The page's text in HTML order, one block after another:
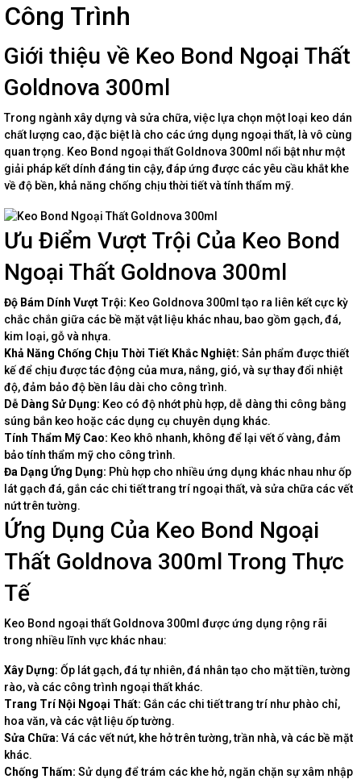
Công Trình
Giới thiệu về Keo Bond Ngoại Thất
Goldnova 300ml
Trong ngành xây dựng và sửa chữa, việc lựa chọn một loại keo dán
chất lượng cao, đặc biệt là cho các ứng dụng ngoại thất, là vô cùng
quan trọng. Keo Bond ngoại thất Goldnova 300ml nổi bật như một
giải pháp kết dính đáng tin cậy, đáp ứng được các yêu cầu khắt khe
về độ bền, khả năng chống chịu thời tiết và tính thẩm mỹ.
Ưu Điểm Vượt Trội Của Keo Bond
Ngoại Thất Goldnova 300ml
Độ Bám Dính Vượt Trội: Keo Goldnova 300ml tạo ra liên kết cực kỳ
chắc chắn giữa các bề mặt vật liệu khác nhau, bao gồm gạch, đá,
kim loại, gỗ và nhựa.
Khả Năng Chống Chịu Thời Tiết Khắc Nghiệt: Sản phẩm được thiết
kế để chịu được tác động của mưa, nắng, gió, và sự thay đổi nhiệt
độ, đảm bảo độ bền lâu dài cho công trình.
Dễ Dàng Sử Dụng: Keo có độ nhớt phù hợp, dễ dàng thi công bằng
súng bắn keo hoặc các dụng cụ chuyên dụng khác.
Tính Thẩm Mỹ Cao: Keo khô nhanh, không để lại vết ố vàng, đảm
bảo tính thẩm mỹ cho công trình.
Đa Dạng Ứng Dụng: Phù hợp cho nhiều ứng dụng khác nhau như ốp
lát gạch đá, gắn các chi tiết trang trí ngoại thất, và sửa chữa các vết
nứt trên tường.
Ứng Dụng Của Keo Bond Ngoại
Thất Goldnova 300ml Trong Thực
Tế
Keo Bond ngoại thất Goldnova 300ml được ứng dụng rộng rãi
trong nhiều lĩnh vực khác nhau:
Xây Dựng: Ốp lát gạch, đá tự nhiên, đá nhân tạo cho mặt tiền, tường
rào, và các công trình ngoại thất khác.
Trang Trí Nội Ngoại Thất: Gắn các chi tiết trang trí như phào chỉ,
hoa văn, và các vật liệu ốp tường.
Sửa Chữa: Vá các vết nứt, khe hở trên tường, trần nhà, và các bề mặt
khác.
Chống Thấm: Sử dụng để trám các khe hở, ngăn chặn sự xâm nhập